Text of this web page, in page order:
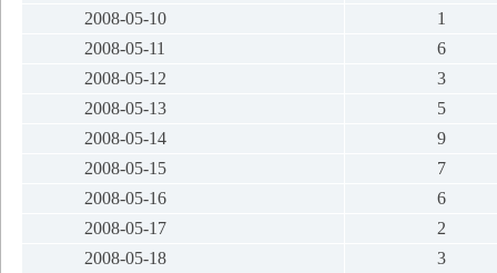
2008-05-10
1
2008-05-11
6
2008-05-12
3
2008-05-13
5
2008-05-14
9
2008-05-15
7
2008-05-16
6
2008-05-17
2
2008-05-18
3